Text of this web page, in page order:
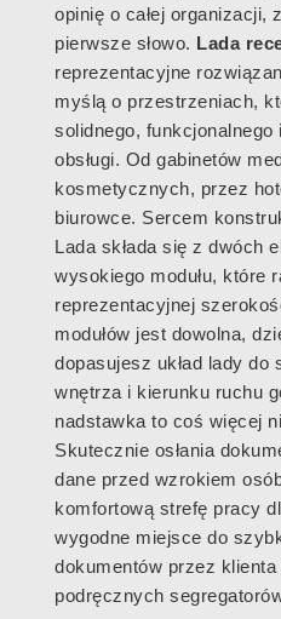
opinię o całej organizacji,
pierwsze słowo. Lada
reprezentacyjne
myślą o przestrzeniach,
solidnego,
obsługi. Od gabinetów
kosmetycznych, przez
biurowce. Sercem
Lada składa się z dwóch
wysokiego modułu, które
reprezentacyjnej
modułów jest dowolna,
dopasujesz układ lady do
wnętrza i kierunku ruchu
nadstawka to coś więcej
Skutecznie osłania
dane przed wzrokiem
komfortową strefę pracy
wygodne miejsce do
dokumentów przez klienta
podręcznych